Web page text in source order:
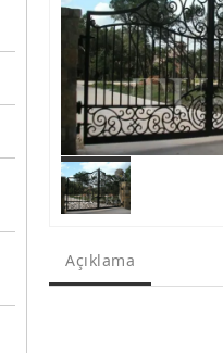
Açıklama